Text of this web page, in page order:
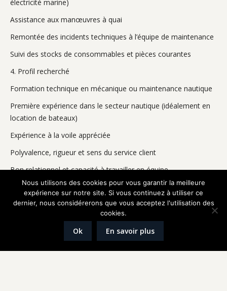
électricité marine)
Assistance aux manœuvres à quai
Remontée des incidents techniques à l’équipe de maintenance
Suivi des stocks de consommables et pièces courantes
4. Profil recherché
Formation technique en mécanique ou maintenance nautique
Première expérience dans le secteur nautique (idéalement en
location de bateaux)
Expérience à la voile appréciée
Polyvalence, rigueur et sens du service client
Bon relationnel et capacité à travailler en équipe
Permis bateau apprécié
5. Conditions
Rémunération selon profil
Horaires variables (week-end et jours fériés selon rotations)
Nous utilisons des cookies pour vous garantir la meilleure
expérience sur notre site. Si vous continuez à utiliser ce
dernier, nous considérerons que vous acceptez l'utilisation des
cookies.
Ok En savoir plus